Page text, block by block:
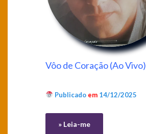
Vôo de Coração (Ao Vivo)
Publicado em14/12/2025
» Leia-me